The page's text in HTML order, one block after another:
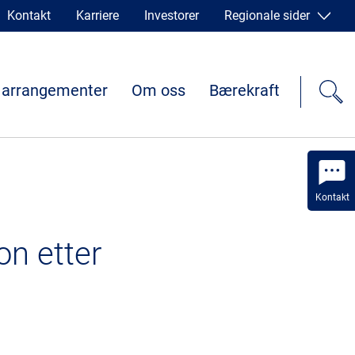
Kontakt
Kontakt Karriere Investorer Regionale sider
Om oss Bærekraft
etter